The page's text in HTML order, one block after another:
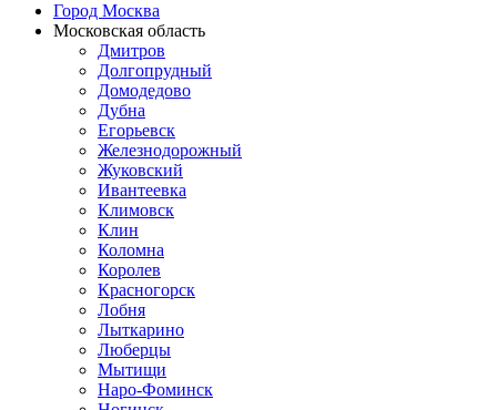
Город Москва
Московская область
Дмитров
Долгопрудный
Домодедово
Дубна
Егорьевск
Железнодорожный
Жуковский
Ивантеевка
Климовск
Клин
Коломна
Королев
Красногорск
Лобня
Лыткарино
Люберцы
Мытищи
Наро-Фоминск